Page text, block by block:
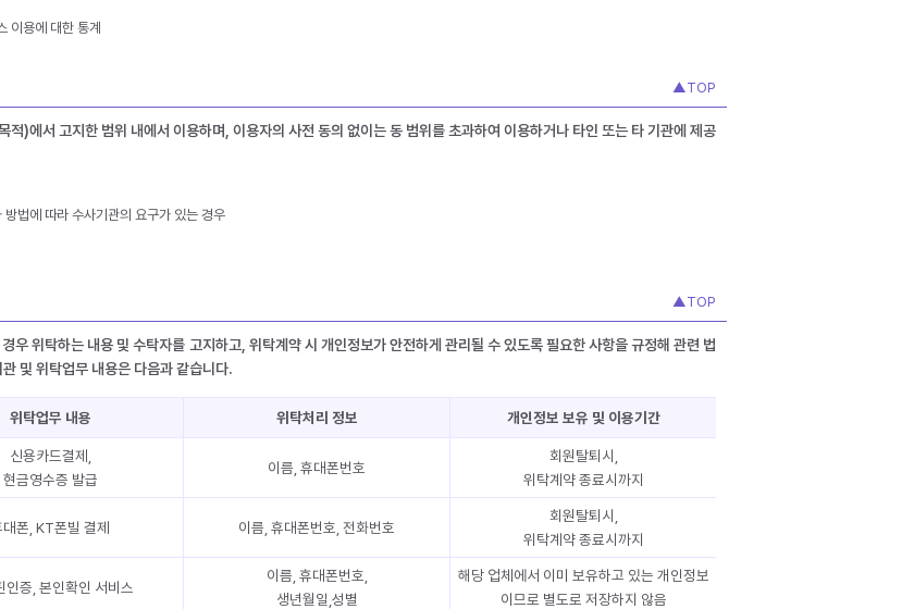
이용에 대한 통계
▲TOP
)에서 고지한 범위 내에서 이용하며, 이용자의 사전 동의 없이는 동 범위를 초과하여 이용하거나 타인 또는 타 기관에 제공
법에 따라 수사기관의 요구가 있는 경우
▲TOP
우 위탁하는 내용 및 수탁자를 고지하고, 위탁계약 시 개인정보가 안전하게 관리될 수 있도록 필요한 사항을 규정해 관련 법
및 위탁업무 내용은 다음과 같습니다.
위탁업무 내용 위탁처리 정보 개인정보 보유 및 이용기간
신용카드결제,
현금영수증 발급
이름, 휴대폰번호
회원탈퇴시,
위탁계약 종료시까지
대폰, KT폰빌 결제 이름, 휴대폰번호, 전화번호
회원탈퇴시,
위탁계약 종료시까지
인증, 본인확인 서비스
이름, 휴대폰번호,
생년월일,성별
해당 업체에서 이미 보유하고 있는 개인정보
이므로 별도로 저장하지 않음